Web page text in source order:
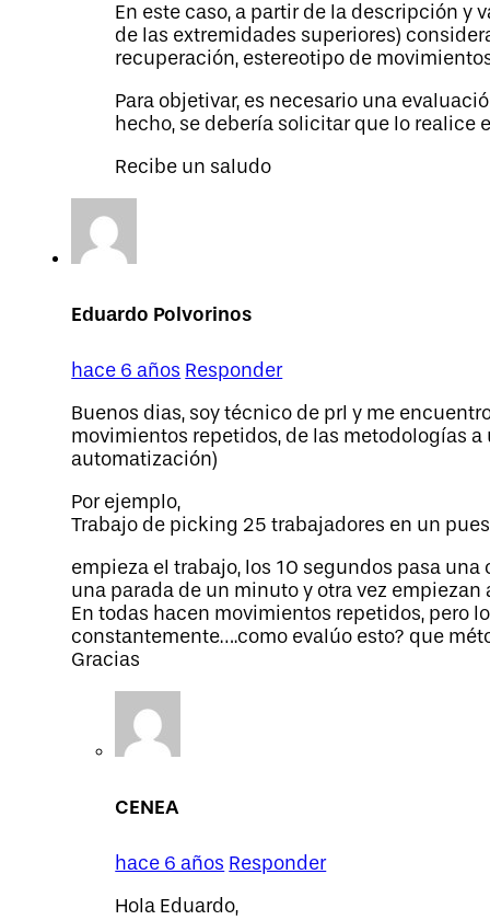
En este caso, a partir de la descripción
de las extremidades superiores)
recuperación, estereotipo de
Para objetivar, es necesario una
hecho, se debería solicitar que lo realice
Recibe un saludo
Eduardo Polvorinos
hace 6 años Responder
Buenos dias, soy técnico de prl y me
movimientos repetidos, de las metodologías
automatización)
Por ejemplo,
Trabajo de picking 25 trabajadores en un
empieza el trabajo, los 10 segundos pasa
una parada de un minuto y otra vez
En todas hacen movimientos repetidos, pero
constantemente….como evalúo esto? que
Gracias
CENEA
hace 6 años Responder
Hola Eduardo,